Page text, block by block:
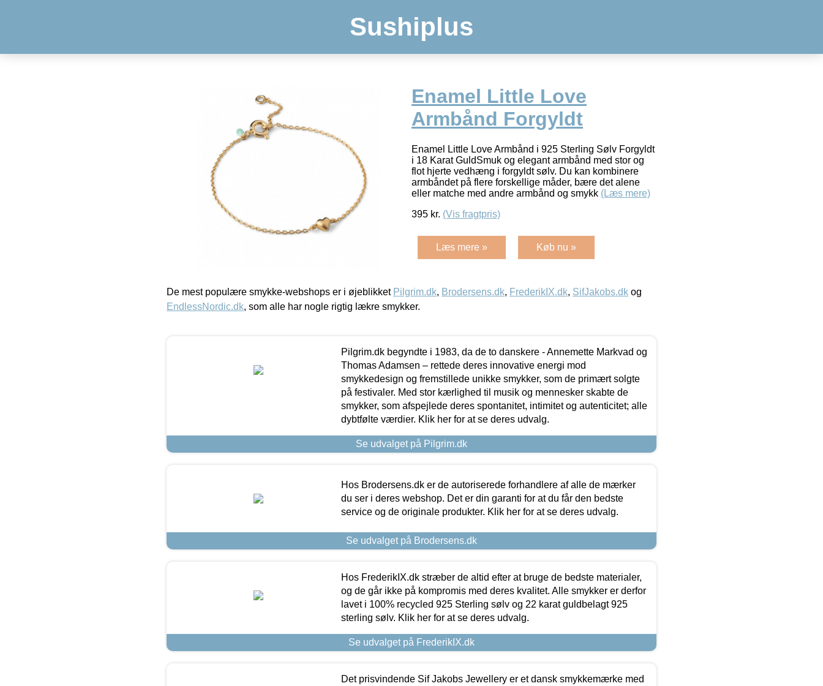
Sushiplus
Enamel Little Love
Armbånd Forgyldt
Enamel Little Love Armbånd i 925 Sterling Sølv Forgyldt
i 18 Karat GuldSmuk og elegant armbånd med stor og
flot hjerte vedhæng i forgyldt sølv. Du kan kombinere
armbåndet på flere forskellige måder, bære det alene
eller matche med andre armbånd og smykk (Læs mere)
395 kr. (Vis fragtpris)
Læs mere » Køb nu »
De mest populære smykke-webshops er i øjeblikket Pilgrim.dk, Brodersens.dk, FrederikIX.dk, SifJakobs.dk og
EndlessNordic.dk, som alle har nogle rigtig lækre smykker.
Pilgrim.dk begyndte i 1983, da de to danskere - Annemette Markvad og
Thomas Adamsen – rettede deres innovative energi mod
smykkedesign og fremstillede unikke smykker, som de primært solgte
på festivaler. Med stor kærlighed til musik og mennesker skabte de
smykker, som afspejlede deres spontanitet, intimitet og autenticitet; alle
dybtfølte værdier. Klik her for at se deres udvalg.
Se udvalget på Pilgrim.dk
Hos Brodersens.dk er de autoriserede forhandlere af alle de mærker
du ser i deres webshop. Det er din garanti for at du får den bedste
service og de originale produkter. Klik her for at se deres udvalg.
Se udvalget på Brodersens.dk
Hos FrederikIX.dk stræber de altid efter at bruge de bedste materialer,
og de går ikke på kompromis med deres kvalitet. Alle smykker er derfor
lavet i 100% recycled 925 Sterling sølv og 22 karat guldbelagt 925
sterling sølv. Klik her for at se deres udvalg.
Se udvalget på FrederikIX.dk
Det prisvindende Sif Jakobs Jewellery er et dansk smykkemærke med